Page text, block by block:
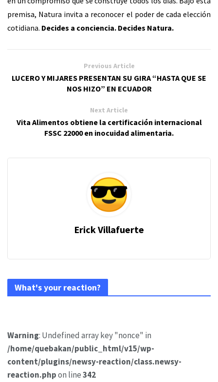
premisa, Natura invita a reconocer el poder de cada elección
cotidiana. Decides a conciencia. Decides Natura.
Previous Article
LUCERO Y MIJARES PRESENTAN SU GIRA “HASTA QUE SE
NOS HIZO” EN ECUADOR
Next Article
Vita Alimentos obtiene la certificación internacional
FSSC 22000 en inocuidad alimentaria.
Erick Villafuerte
What's your reaction?
Warning: Undefined array key "nonce" in
/home/quebakan/public_html/v15/wp-
content/plugins/newsy-reaction/class.newsy-
reaction.phpon line342